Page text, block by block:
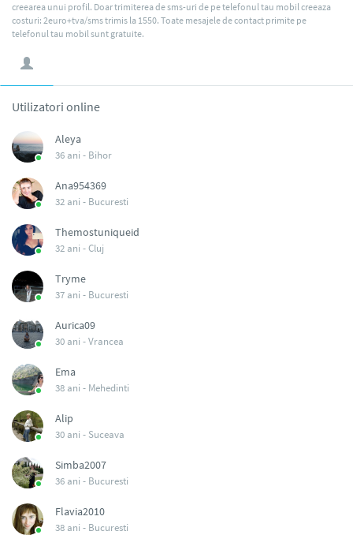
creearea unui profil. Doar trimiterea de sms-uri de pe telefonul tau mobil creeaza
costuri: 2euro+tva/sms trimis la 1550. Toate mesajele de contact primite pe
telefonul tau mobil sunt gratuite.
Utilizatori online
Aleya
36 ani - Bihor
Ana954369
32 ani - Bucuresti
Themostuniqueid
32 ani -Cluj
Tryme
37 ani - Bucuresti
Aurica09
30 ani -Vrancea
Ema
38 ani - Mehedinti
Alip
30 ani - Suceava
Simba2007
36 ani - Bucuresti
Flavia2010
38 ani - Bucuresti